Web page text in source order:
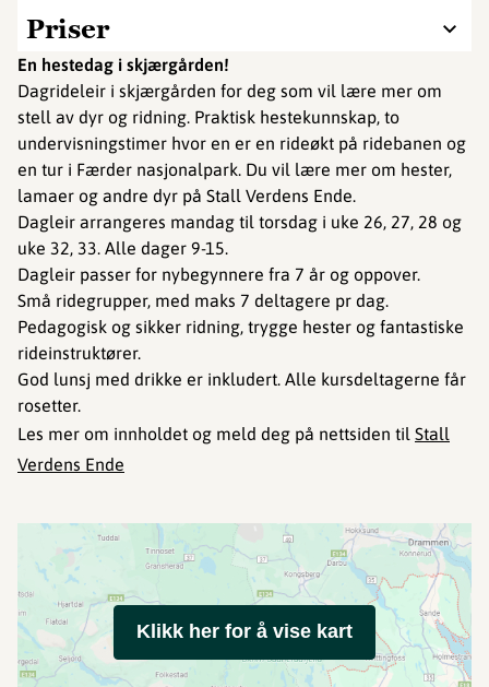
Priser
En hestedag i skjærgården!
Dagrideleir i skjærgården for deg som vil lære mer om
stell av dyr og ridning. Praktisk hestekunnskap, to
undervisningstimer hvor en er en rideøkt på ridebanen og
en tur i Færder nasjonalpark. Du vil lære mer om hester,
lamaer og andre dyr på Stall Verdens Ende.
Dagleir arrangeres mandag til torsdag i uke 26, 27, 28 og
uke 32, 33. Alle dager 9-15.
Dagleir passer for nybegynnere fra 7 år og oppover.
Små ridegrupper, med maks 7 deltagere pr dag.
Pedagogisk og sikker ridning, trygge hester og fantastiske
rideinstruktører.
God lunsj med drikke er inkludert. Alle kursdeltagerne får
rosetter.
Les mer om innholdet og meld deg på nettsiden til Stall
Verdens Ende
Klikk her for å vise kart